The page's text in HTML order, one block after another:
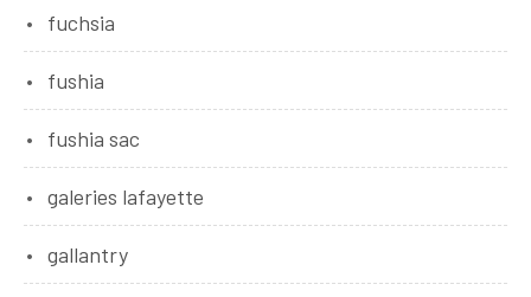
fuchsia
fushia
fushia sac
galeries lafayette
gallantry